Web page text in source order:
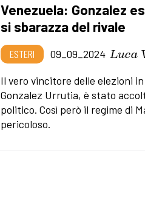
Venezuela: Gonzalez
si sbarazza del rivale
ESTERI 09_09_2024 Luca
Il vero vincitore delle elezioni
Gonzalez Urrutia, è stato
politico. Così però il regime di
pericoloso.